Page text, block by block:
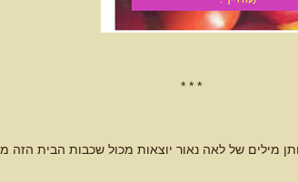
* * *
מילים של לאה נאור יוצאות מכול שכבות הבית הזה